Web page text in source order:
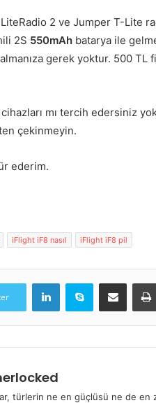
2 ve Jumper T-Lite
2S 550mAh batarya ile
gerek yoktur. 500
mı tercih edersiniz
çekinmeyin.
ederim.
iFlight iF8 nasıl iFlight iF8 pil
LinkedInSkype E-Posta ile paylaş
türlerin ne en güçlüsü ne de en